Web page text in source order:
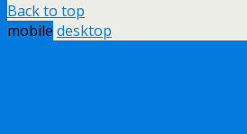
Back to top
mobile desktop